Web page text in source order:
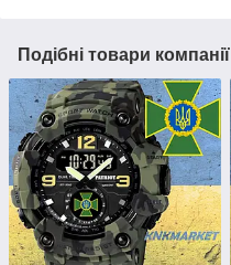
Подібні товари компанії